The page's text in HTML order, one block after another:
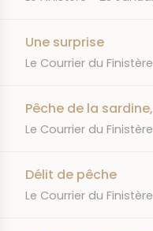
Une surprise
JOURNAL
Le Courrier du Finistère
Pêche de la
JOURNAL
Le Courrier du Finistère
Délit de pêche
JOURNAL
Le Courrier du Finistère